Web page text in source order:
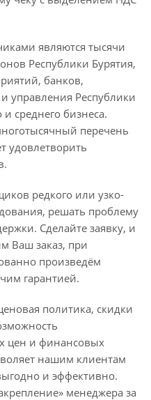
являются тысячи
Республики Бурятия,
банков,
управления Республики
среднего бизнеса.
перечень
удовлетворить
редкого или узко-
решать проблему
Сделайте заявку, и
Ваш заказ, при
произведём
гарантией.
политика, скидки
цен и финансовых
нашим клиентам
и эффективно.
менеджера за